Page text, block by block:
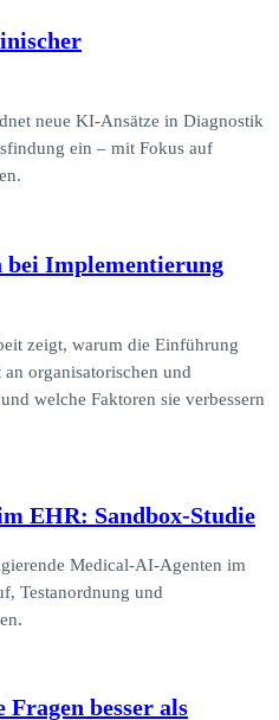
neue KI-Ansätze in Diagnostik
ein – mit Fokus auf
Implementierung
zeigt, warum die Einführung
organisatorischen und
welche Faktoren sie verbessern
EHR: Sandbox-Studie
Medical-AI-Agenten im
Testanordnung und
besser als